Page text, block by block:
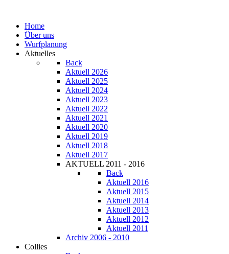
Home
Über uns
Wurfplanung
Aktuelles
Back
Aktuell 2026
Aktuell 2025
Aktuell 2024
Aktuell 2023
Aktuell 2022
Aktuell 2021
Aktuell 2020
Aktuell 2019
Aktuell 2018
Aktuell 2017
AKTUELL 2011 - 2016
Back
Aktuell 2016
Aktuell 2015
Aktuell 2014
Aktuell 2013
Aktuell 2012
Aktuell 2011
Archiv 2006 - 2010
Collies